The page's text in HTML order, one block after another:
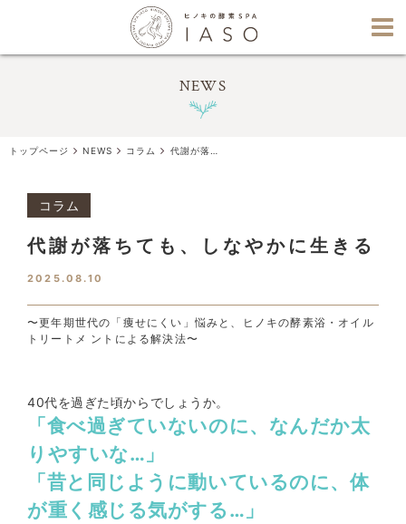
NEWS
トップページ NEWS コラム
コラム
代謝が落ちても、しなやかに生きる
2025.08.10
〜更年期世代の「痩せにくい」悩みと、ヒノキの酵素浴・オイル
トリートメ ントによる解決法〜
40代を過ぎた頃からでしょうか。
「食べ過ぎていないのに、なんだか太
りやすいな…」
「昔と同じように動いているのに、体
が重く感じる気がする…」